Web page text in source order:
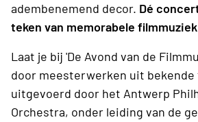
adembenemend decor. Dé
teken van memorabele
Laat je bij 'De Avond van de
door meesterwerken uit bekende
uitgevoerd door het Antwerp
Orchestra, onder leiding van de